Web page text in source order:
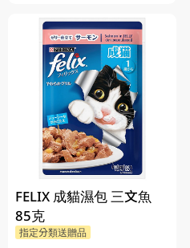
FELIX 成貓濕包 三文魚
85克
指定分類送贈品